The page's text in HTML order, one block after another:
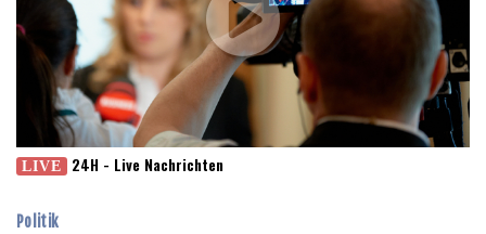
Jemen: 38 Soldaten bei Huthi-Angriffen getötet - Regierung
kündigt Vergeltung an
Mindestens zwei Tote bei Bombenexplosion in Kleinbus nahe
Damaskus
LIVE 24H - Live Nachrichten
Politik